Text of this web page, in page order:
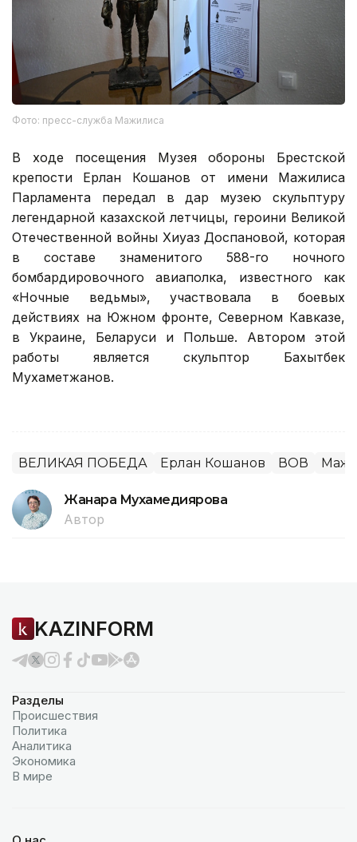
Фото: пресс-служба Мажилиса
В ходе посещения Музея обороны Брестской
крепости Ерлан Кошанов от имени Мажилиса
Парламента передал в дар музею скульптуру
легендарной казахской летчицы, героини Великой
Отечественной войны Хиуаз Доспановой, которая
в составе знаменитого 588-го ночного
бомбардировочного авиаполка, известного как
«Ночные ведьмы», участвовала в боевых
действиях на Южном фронте, Северном Кавказе,
в Украине, Беларуси и Польше. Автором этой
работы является скульптор Бахытбек
Мухаметжанов.
ВЕЛИКАЯ ПОБЕДА Ерлан Кошанов ВОВ
Жанара Мухамедиярова
Автор
KAZINFORM
Разделы
Происшествия
Политика
Аналитика
Экономика
В мире